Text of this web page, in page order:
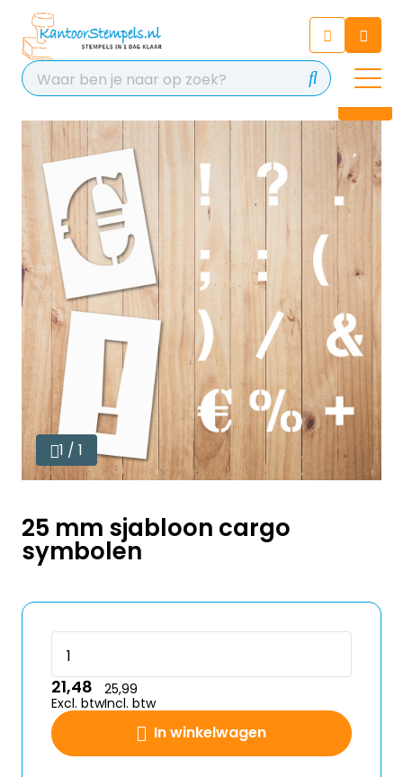
Chat 24/7 met onze chatbot
voor hulp
Contact
1 / 1
25 mm sjabloon cargo
symbolen
In winkelwagen
21,48
Excl. btw
25,99
Incl. btw